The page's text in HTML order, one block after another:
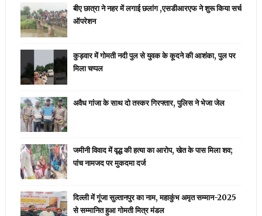
बीए छात्रा ने नहर में लगाई छलांग ,एसडीआरएफ ने शुरू किया सर्च
ऑपरेशन
कुड़वार में गोमती नदी पुल से युवक के कूदने की आशंका, पुल पर
मिला चप्पल
अवैध गांजा के साथ दो तस्कर गिरफ्तार, पुलिस ने भेजा जेल
जमीनी विवाद में वृद्ध की हत्या का आरोप, खेत के पास मिला शव;
पांच नामजद पर मुकदमा दर्ज
दिल्ली में गूंजा सुल्तानपुर का नाम, महाकुंभ अमृत सम्मान-2025
से सम्मानित हुआ गोमती मित्र मंडल